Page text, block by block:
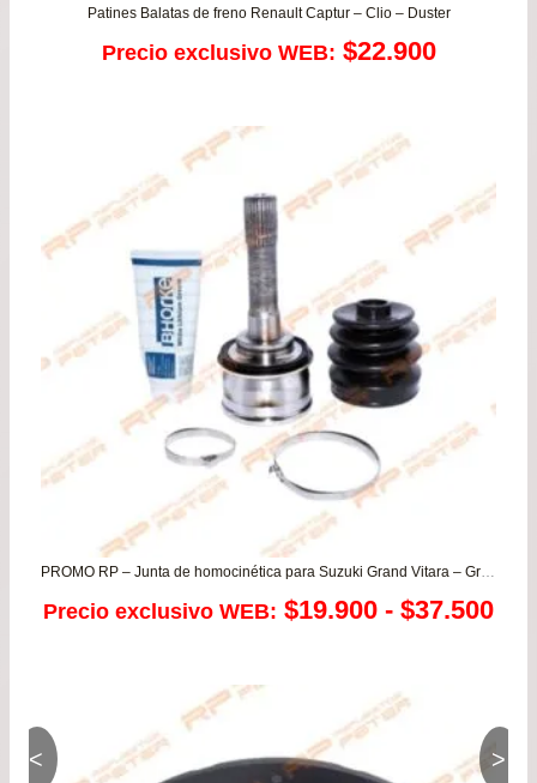
Patines Balatas de freno Renault Captur – Clio – Duster
Precio exclusivo WEB: $22.900
PROMO RP – Junta de homocinética para Suzuki Grand Vitara – Grand Nomade
Precio exclusivo WEB: $19.900 - $37.500
< >